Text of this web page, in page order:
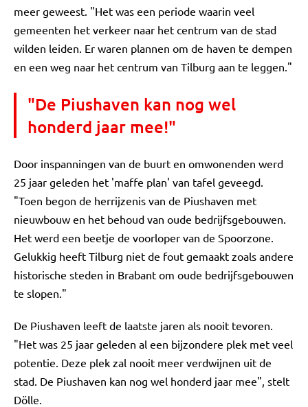
meer geweest. "Het was een periode waarin veel
gemeenten het verkeer naar het centrum van de stad
wilden leiden. Er waren plannen om de haven te dempen
en een weg naar het centrum van Tilburg aan te leggen."
"De Piushaven kan nog wel
honderd jaar mee!"
Door inspanningen van de buurt en omwonenden werd
25 jaar geleden het 'maffe plan' van tafel geveegd.
"Toen begon de herrijzenis van de Piushaven met
nieuwbouw en het behoud van oude bedrijfsgebouwen.
Het werd een beetje de voorloper van de Spoorzone.
Gelukkig heeft Tilburg niet de fout gemaakt zoals andere
historische steden in Brabant om oude bedrijfsgebouwen
te slopen."
De Piushaven leeft de laatste jaren als nooit tevoren.
"Het was 25 jaar geleden al een bijzondere plek met veel
potentie. Deze plek zal nooit meer verdwijnen uit de
stad. De Piushaven kan nog wel honderd jaar mee", stelt
Dölle.